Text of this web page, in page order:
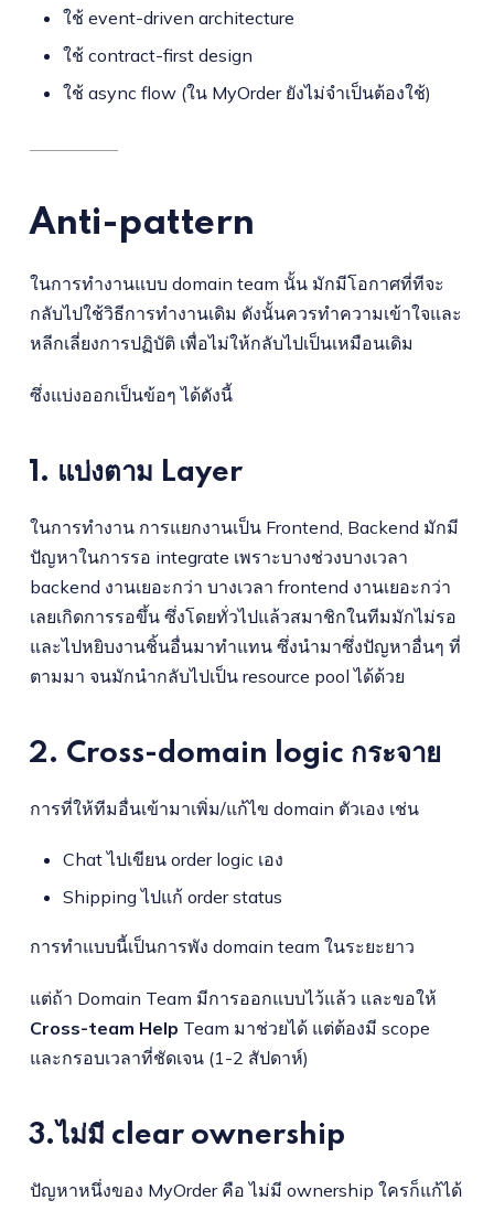
ใช้ event-driven architecture
ใช้ contract-first design
ใช้ async flow (ใน MyOrder ยังไม่จำเป็นต้องใช้)
Anti-pattern
ในการทำงานแบบ domain team นั้น มักมีโอกาศที่ทีจะ
กลับไปใช้วิธีการทำงานเดิม ดังนั้นควรทำความเข้าใจและ
หลีกเลี่ยงการปฏิบัติ เพื่อไม่ให้กลับไปเป็นเหมือนเดิม
ซึ่งแบ่งออกเป็นข้อๆ ได้ดังนี้
1. แบ่งตาม Layer
ในการทำงาน การแยกงานเป็น Frontend, Backend มักมี
ปัญหาในการรอ integrate เพราะบางช่วงบางเวลา
backend งานเยอะกว่า บางเวลา frontend งานเยอะกว่า
เลยเกิดการรอขึ้น ซึ่งโดยทั่วไปแล้วสมาชิกในทีมมักไม่รอ
และไปหยิบงานชิ้นอื่นมาทำแทน ซึ่งนำมาซึ่งปัญหาอื่นๆ ที่
ตามมา จนมักนำกลับไปเป็น resource pool ได้ด้วย
2. Cross-domain logic กระจาย
การที่ให้ทีมอื่นเข้ามาเพิ่ม/แก้ไข domain ตัวเอง เช่น
Chat ไปเขียน order logic เอง
Shipping ไปแก้ order status
การทำแบบนี้เป็นการพัง domain team ในระยะยาว
แต่ถ้า Domain Team มีการออกแบบไว้แล้ว และขอให้
Cross-team Help Team มาช่วยได้ แต่ต้องมี scope
และกรอบเวลาที่ชัดเจน (1-2 สัปดาห์)
3.ไม่มี clear ownership
ปัญหาหนึ่งของ MyOrder คือ ไม่มี ownership ใครก็แก้ได้